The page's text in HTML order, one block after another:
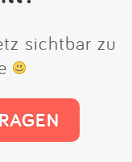
sichtbar zu